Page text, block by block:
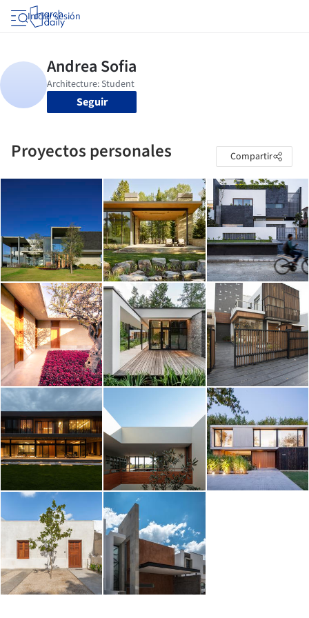
Iniciar sesión
Seguir
Proyectos personales Compartir